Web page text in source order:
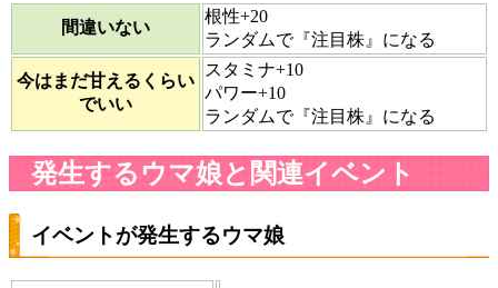
間違いない
根性+20
ランダムで『注目株』になる
今はまだ甘えるくらい
でいい
スタミナ+10
パワー+10
ランダムで『注目株』になる
発生するウマ娘と関連イベント
イベントが発生するウマ娘